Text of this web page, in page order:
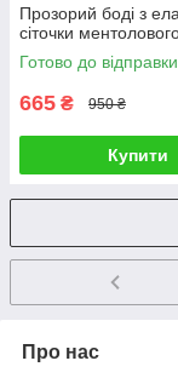
Прозорий боді з
сіточки
Готово до відправки
665 ₴ 950 ₴
Купити
Про нас